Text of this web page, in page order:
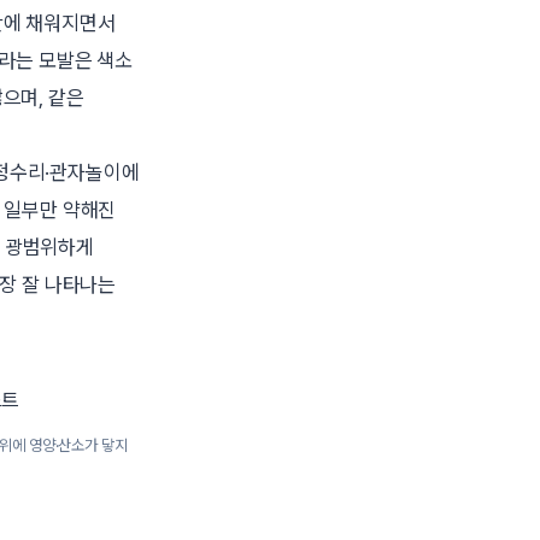
채워지면서
는 모발은 색소
며, 같은
수리·관자놀이에
부만 약해진
범위하게
잘 나타나는
에 영양·산소가 닿지